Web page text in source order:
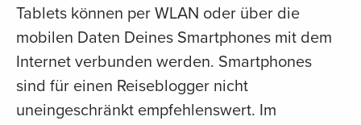
Tablets können per WLAN oder über die
mobilen Daten Deines Smartphones mit dem
Internet verbunden werden. Smartphones
sind für einen Reiseblogger nicht
uneingeschränkt empfehlenswert. Im